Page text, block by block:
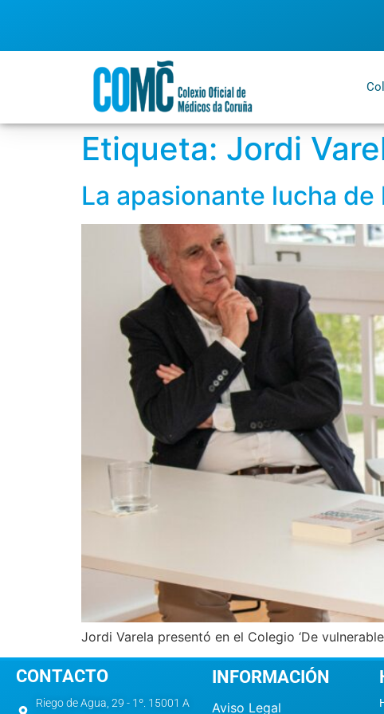
Etiqueta: Jordi
La apasionante lucha
Jordi Varela presentó en el Colegio ‘De
CONTACTO
Riego de Agua, 29 - 1º. 15001 A
INFORMACIÓN
Aviso Legal